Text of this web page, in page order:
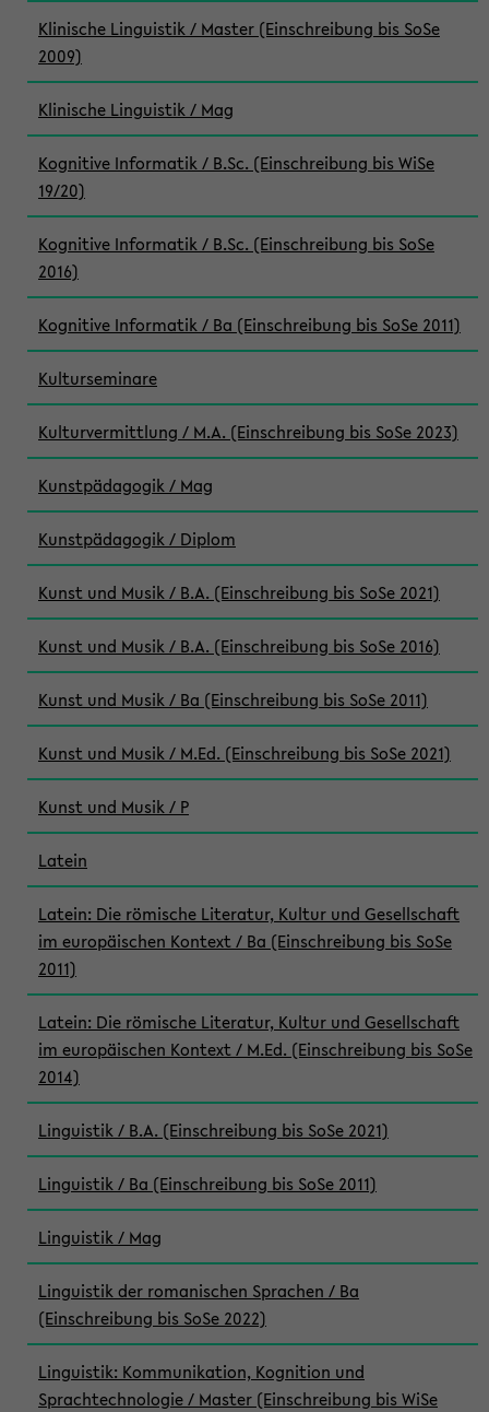
Klinische Linguistik / Master (Einschreibung bis SoSe
2009)
Klinische Linguistik / Mag
Kognitive Informatik / B.Sc. (Einschreibung bis WiSe
19/20)
Kognitive Informatik / B.Sc. (Einschreibung bis SoSe
2016)
Kognitive Informatik / Ba (Einschreibung bis SoSe 2011)
Kulturseminare
Kulturvermittlung / M.A. (Einschreibung bis SoSe 2023)
Kunstpädagogik / Mag
Kunstpädagogik / Diplom
Kunst und Musik / B.A. (Einschreibung bis SoSe 2021)
Kunst und Musik / B.A. (Einschreibung bis SoSe 2016)
Kunst und Musik / Ba (Einschreibung bis SoSe 2011)
Kunst und Musik / M.Ed. (Einschreibung bis SoSe 2021)
Kunst und Musik / P
Latein
Latein: Die römische Literatur, Kultur und Gesellschaft
im europäischen Kontext / Ba (Einschreibung bis SoSe
2011)
Latein: Die römische Literatur, Kultur und Gesellschaft
im europäischen Kontext / M.Ed. (Einschreibung bis SoSe
2014)
Linguistik / B.A. (Einschreibung bis SoSe 2021)
Linguistik / Ba (Einschreibung bis SoSe 2011)
Linguistik / Mag
Linguistik der romanischen Sprachen / Ba
(Einschreibung bis SoSe 2022)
Linguistik: Kommunikation, Kognition und
Sprachtechnologie / Master (Einschreibung bis WiSe